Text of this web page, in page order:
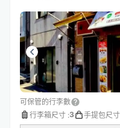
可保管的行李數
行李箱尺寸 :3 手提包尺寸